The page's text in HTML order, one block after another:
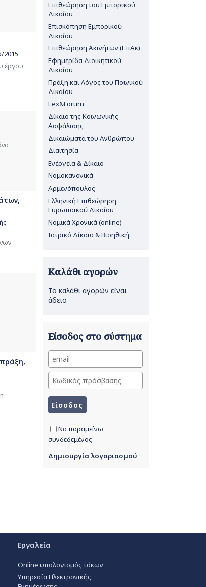
2015
έργου
Επιθεώρηση του Εμπορικού
Δικαίου
Επισκόπηση Εμπορικού
Δικαίου
Επιθεώρηση Ακινήτων (ΕπΑκ)
Εφημερίδα Διοικητικού
Δικαίου
Πράξη και Λόγος του Ποινικού
Δικαίου
Lex&Forum
Δίκαιο της Κοινωνικής
Ασφάλισης
Δικαιώματα του Ανθρώπου
Διαιτησία
Ενέργεια & Δίκαιο
Νομοκανονικά
Αρμενόπουλος
Ελληνική Επιθεώρηση
Ευρωπαϊκού Δικαίου
Νομικά Χρονικά (online)
Ιατρικό Δίκαιο & Βιοηθική
Καλάθι αγορών
Το καλάθι αγορών είναι
άδειο
Είσοδος στο σύστημα
Να παραμείνω
συνδεδεμένος
Δημιουργία λογαριασμού
Εργαλεία
Online υπολογισμός τόκων
Υπηρεσία Ηλεκτρονικής